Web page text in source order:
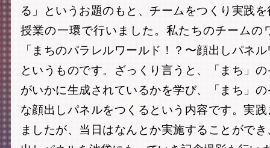
る」というお題のもと、チームをつくり実践
授業の一環で行いました。私たちのチームの
「まちのパラレルワールド！？〜顔出しパネ
というものです。ざっくり言うと、「まち」
がいかに生成されているかを学び、「まち」
な顔出しパネルをつくるという内容です。実
ましたが、当日はなんとか実施することがで